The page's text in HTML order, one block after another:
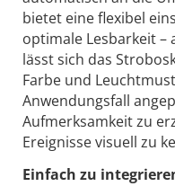
bietet eine flexibel
optimale Lesbarkeit –
lässt sich das
Farbe und
Anwendungsfall
Aufmerksamkeit zu
Ereignisse visuell zu
Einfach zu